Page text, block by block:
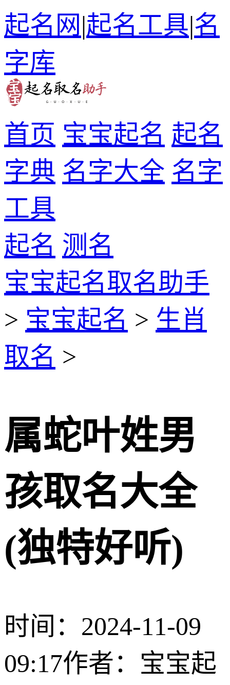
起名网|起名工具|名
字库
首页 宝宝起名 起名
字典 名字大全 名字
工具
起名 测名
宝宝起名取名助手
> 宝宝起名 > 生肖
取名 >
属蛇叶姓男
孩取名大全
(独特好听)
时间：2024-11-09
09:17作者：宝宝起